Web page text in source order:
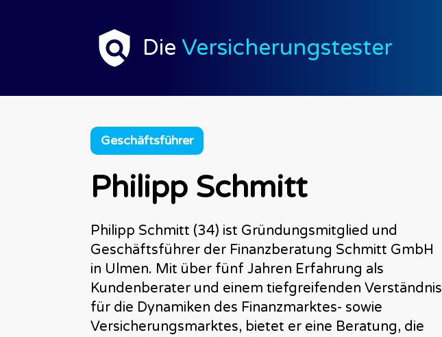
Die Versicherungstester
Geschäftsführer
Philipp Schmitt
Philipp Schmitt (34) ist Gründungsmitglied und
Geschäftsführer der Finanzberatung Schmitt GmbH
in Ulmen. Mit über fünf Jahren Erfahrung als
Kundenberater und einem tiefgreifenden Verständnis
für die Dynamiken des Finanzmarktes- sowie
Versicherungsmarktes, bietet er eine Beratung, die